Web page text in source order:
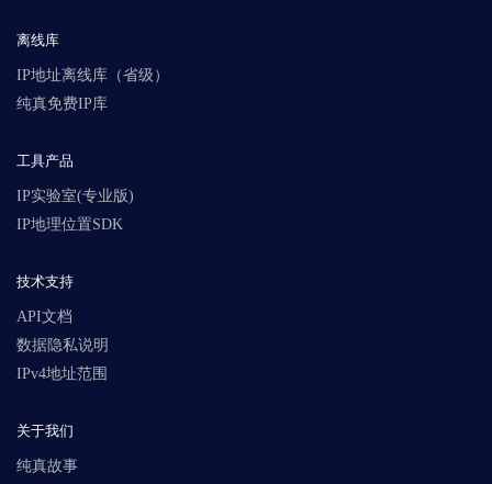
离线库
IP地址离线库（省级）
纯真免费IP库
工具产品
IP实验室(专业版)
IP地理位置SDK
技术支持
API文档
数据隐私说明
IPv4地址范围
关于我们
纯真故事